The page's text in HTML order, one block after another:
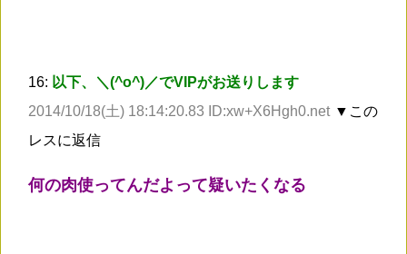
16: 以下、＼(^o^)／でVIPがお送りします
2014/10/18(土) 18:14:20.83 ID:xw+X6Hgh0.net ▼この
レスに返信
何の肉使ってんだよって疑いたくなる